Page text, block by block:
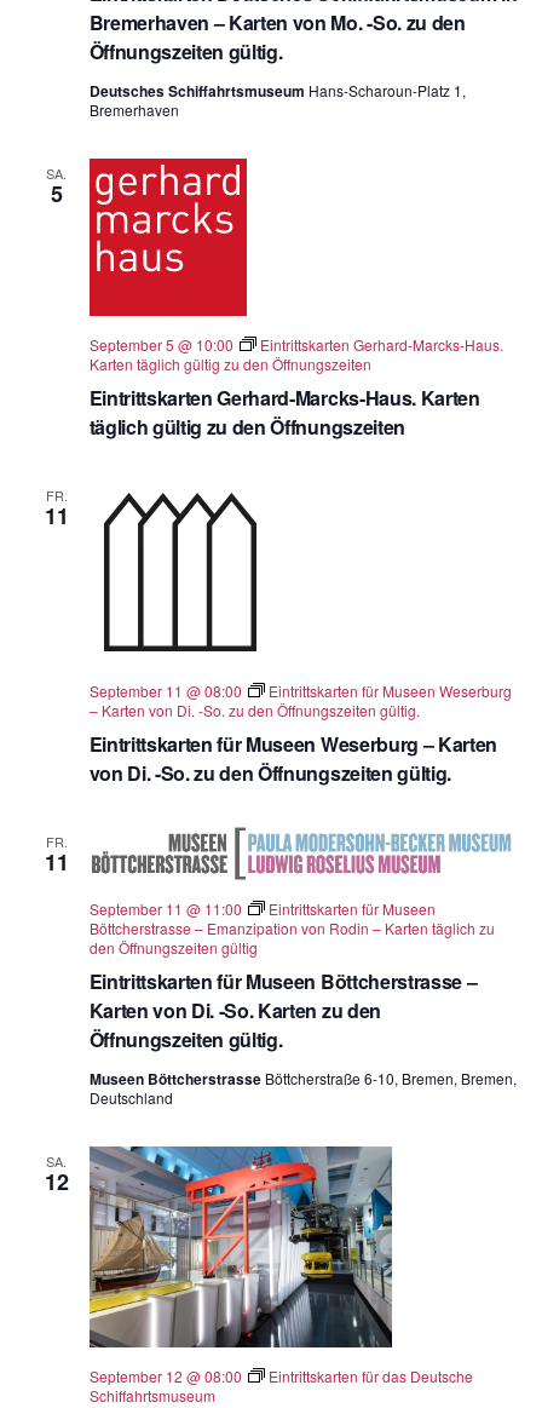
Bremerhaven – Karten von Mo. -So. zu den
Öffnungszeiten gültig.
Deutsches Schiffahrtsmuseum Hans-Scharoun-Platz 1,
Bremerhaven
SA.
5
Eintrittskarten Gerhard-Marcks-Haus. Karten
täglich gültig zu den Öffnungszeiten
September 5 @ 10:00
Eintrittskarten Gerhard-Marcks-Haus.
Karten täglich gültig zu den Öffnungszeiten
FR.
11
Eintrittskarten für Museen Weserburg – Karten
von Di. -So. zu den Öffnungszeiten gültig.
September 11 @ 08:00
Eintrittskarten für Museen Weserburg
– Karten von Di. -So. zu den Öffnungszeiten gültig.
FR.
11
Eintrittskarten für Museen Böttcherstrasse –
Karten von Di. -So. Karten zu den
Öffnungszeiten gültig.
September 11 @ 11:00
Eintrittskarten für Museen
Böttcherstrasse – Emanzipation von Rodin – Karten täglich zu
den Öffnungszeiten gültig
Museen Böttcherstrasse Böttcherstraße 6-10, Bremen, Bremen,
Deutschland
SA.
12
September 12 @ 08:00
Eintrittskarten für das Deutsche
Schiffahrtsmuseum